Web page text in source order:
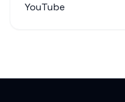
YouTube